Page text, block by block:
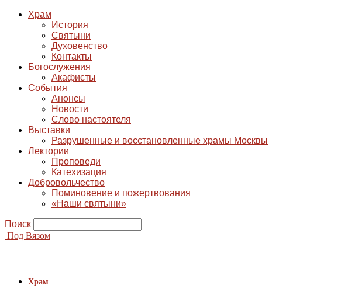
Храм
История
Святыни
Духовенство
Контакты
Богослужения
Акафисты
События
Анонсы
Новости
Слово настоятеля
Выставки
Разрушенные и восстановленные храмы Москвы
Лектории
Проповеди
Катехизация
Добровольчество
Поминовение и пожертвования
«Наши святыни»
Поиск
Под Вязом
Храм